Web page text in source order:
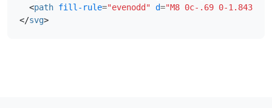
<path fill-rule="evenodd" d="M8 0c-.69 0-
</svg>